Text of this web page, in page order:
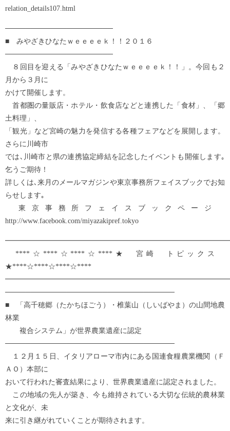
relation_details107.html
─────────────────────
■ みやざきひなたｗｅｅｅｅｋ！！２０１６
─────────────────────
８回目を迎える「みやざきひなたｗｅｅｅｅｋ！！」。今回も２
月から３月に
かけて開催します。
首都圏の量販店・ホテル・飲食店などと連携した「食材」、「郷
土料理」、
「観光」など宮崎の魅力を発信する各種フェアなどを展開します。
さらに川崎市
では､川崎市と県の連携協定締結を記念したイベントも開催します｡
乞うご期待！
詳しくは､来月のメールマガジンや東京事務所フェイスブックでお知
らせします｡
東京事務所フェイスブックページ
http://www.facebook.com/miyazakipref.tokyo
****☆****☆****☆****★ 宮崎 トピックス
★****☆****☆****☆****
─────────────────────────────────
■ 「高千穂郷（たかちほごう）・椎葉山（しいばやま）の山間地農
林業
複合システム」が世界農業遺産に認定
─────────────────────────────────
１２月１５日、イタリアローマ市内にある国連食糧農業機関（Ｆ
ＡＯ）本部に
おいて行われた審査結果により、世界農業遺産に認定されました。
この地域の先人が築き、今も維持されている大切な伝統的農林業
と文化が、未
来に引き継がれていくことが期待されます。